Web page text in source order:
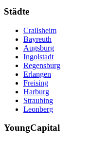
Städte
Crailsheim
Bayreuth
Augsburg
Ingolstadt
Regensburg
Erlangen
Freising
Harburg
Straubing
Leonberg
YoungCapital